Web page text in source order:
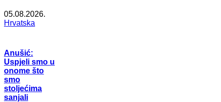
05.08.2026.
Hrvatska
Anušić:
Uspjeli smo u
onome što
smo
stoljećima
sanjali